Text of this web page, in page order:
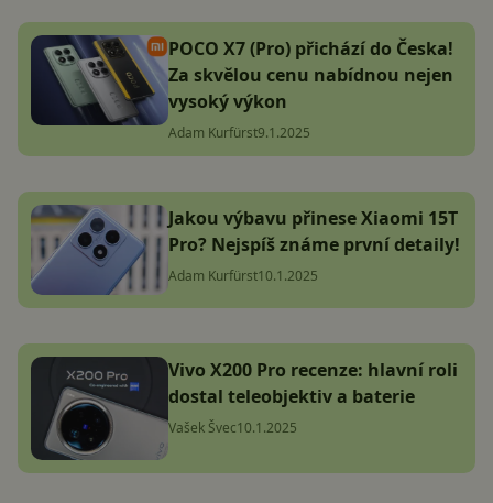
POCO X7 (Pro) přichází do Česka!
Za skvělou cenu nabídnou nejen
vysoký výkon
Adam Kurfürst9.1.2025
Jakou výbavu přinese Xiaomi 15T
Pro? Nejspíš známe první detaily!
Adam Kurfürst10.1.2025
Vivo X200 Pro recenze: hlavní roli
dostal teleobjektiv a baterie
Vašek Švec10.1.2025